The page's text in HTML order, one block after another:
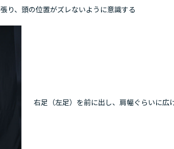
り、頭の位置がズレないように意識する
右足（左足）を前に出し、肩幅ぐらいに広